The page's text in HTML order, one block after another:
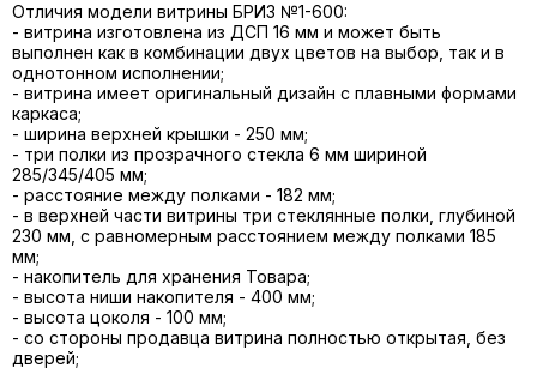
Отличия модели витрины БРИЗ №1-600:
- витрина изготовлена из ДСП 16 мм и может быть
выполнен как в комбинации двух цветов на выбор, так и в
однотонном исполнении;
- витрина имеет оригинальный дизайн с плавными формами
каркаса;
- ширина верхней крышки - 250 мм;
- три полки из прозрачного стекла 6 мм шириной
285/345/405 мм;
- расстояние между полками - 182 мм;
- в верхней части витрины три стеклянные полки, глубиной
230 мм, с равномерным расстоянием между полками 185
мм;
- накопитель для хранения Товара;
- высота ниши накопителя - 400 мм;
- высота цоколя - 100 мм;
- со стороны продавца витрина полностью открытая, без
дверей;